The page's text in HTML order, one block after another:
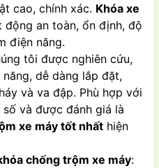
cao, chính xác. Khóa xe
động an toàn, ổn định, độ
điện năng.
tôi được nghiên cứu,
dễ dàng lắp đặt,
và va đập. Phù hợp với
và được đánh giá là
xe máy tốt nhất hiện
chống trộm xe máy: